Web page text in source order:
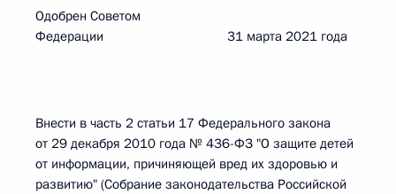
Одобрен Советом
Федерации 31 марта 2021 года
Внести в часть 2 статьи 17 Федерального закона
от 29 декабря 2010 года № 436-ФЗ "О защите детей
от информации, причиняющей вред их здоровью и
развитию" (Собрание законодательства Российской